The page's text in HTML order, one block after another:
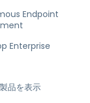
Endpoint
Enterprise
品を表示